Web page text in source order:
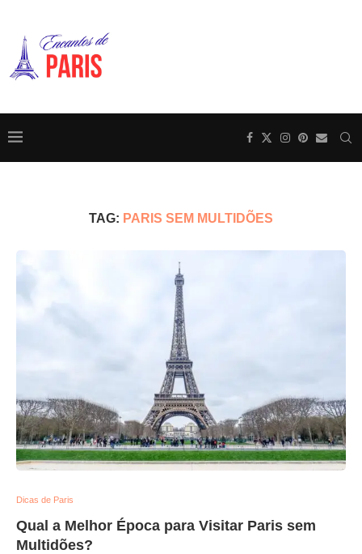
TAG: PARIS SEM MULTIDÕES
Dicas de Paris
Qual a Melhor Época para Visitar Paris sem
Multidões?